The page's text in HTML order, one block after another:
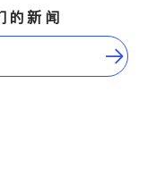
的新闻